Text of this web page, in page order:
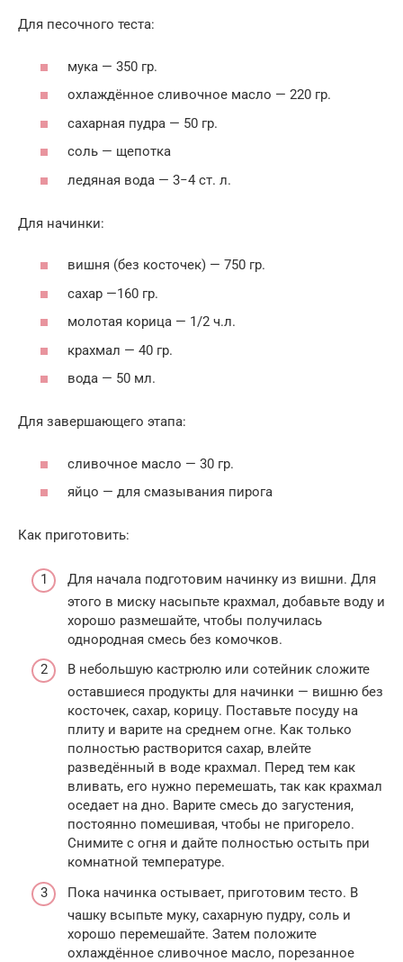
Для песочного теста:
мука — 350 гр.
охлаждённое сливочное масло — 220 гр.
сахарная пудра — 50 гр.
соль — щепотка
ледяная вода — 3−4 ст. л.
Для начинки:
вишня (без косточек) — 750 гр.
сахар —160 гр.
молотая корица — 1/2 ч.л.
крахмал — 40 гр.
вода — 50 мл.
Для завершающего этапа:
сливочное масло — 30 гр.
яйцо — для смазывания пирога
Как приготовить:
Для начала подготовим начинку из вишни. Для
этого в миску насыпьте крахмал, добавьте воду и
хорошо размешайте, чтобы получилась
однородная смесь без комочков.
В небольшую кастрюлю или сотейник сложите
оставшиеся продукты для начинки — вишню без
косточек, сахар, корицу. Поставьте посуду на
плиту и варите на среднем огне. Как только
полностью растворится сахар, влейте
разведённый в воде крахмал. Перед тем как
вливать, его нужно перемешать, так как крахмал
оседает на дно. Варите смесь до загустения,
постоянно помешивая, чтобы не пригорело.
Снимите с огня и дайте полностью остыть при
комнатной температуре.
Пока начинка остывает, приготовим тесто. В
чашку всыпьте муку, сахарную пудру, соль и
хорошо перемешайте. Затем положите
охлаждённое сливочное масло, порезанное